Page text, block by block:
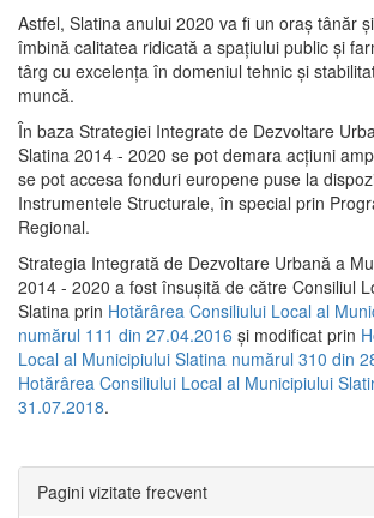
Astfel, Slatina anului 2020 va fi un oraş tânăr
îmbină calitatea ridicată a spaţiului public şi
târg cu excelenţa în domeniul tehnic şi
muncă.
În baza Strategiei Integrate de Dezvoltare
Slatina 2014 - 2020 se pot demara acţiuni
se pot accesa fonduri europene puse la
Instrumentele Structurale, în special prin
Regional.
Strategia Integrată de Dezvoltare Urbană a
2014 - 2020 a fost însuşită de către Consiliul
Slatina prin Hotărârea Consiliului Local al
numărul 111 din 27.04.2016 și modificat prin
Local al Municipiului Slatina numărul 310 din
Hotărârea Consiliului Local al Municipiului
31.07.2018.
Pagini vizitate frecvent